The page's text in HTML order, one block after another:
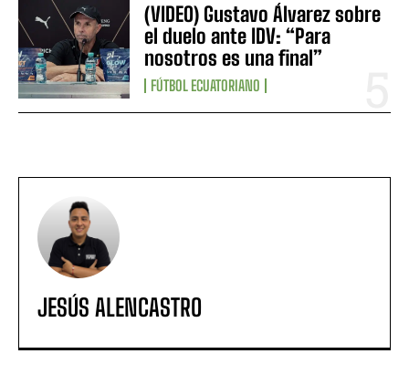
(VIDEO) Gustavo Álvarez sobre
el duelo ante IDV: “Para
nosotros es una final”
FÚTBOL ECUATORIANO
JESÚS ALENCASTRO